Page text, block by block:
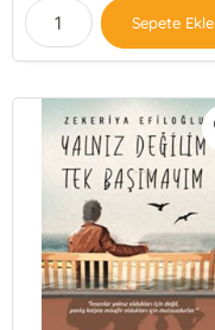
Sepete Ekle